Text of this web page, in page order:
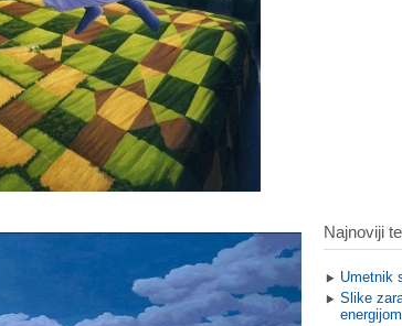
Najnoviji
Umetnik
Slike
energijom